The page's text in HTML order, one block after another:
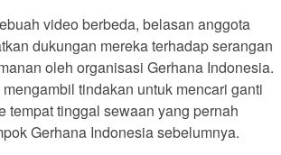
video berbeda, belasan anggota
dukungan mereka terhadap serangan
oleh organisasi Gerhana Indonesia.
tindakan untuk mencari ganti
tempat tinggal sewaan yang pernah
Gerhana Indonesia sebelumnya.